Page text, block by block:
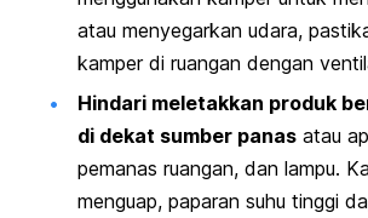
atau menyegarkan udara,
kamper di ruangan dengan
Hindari meletakkan produk
di dekat sumber panas atau
pemanas ruangan, dan lampu.
menguap, paparan suhu tinggi